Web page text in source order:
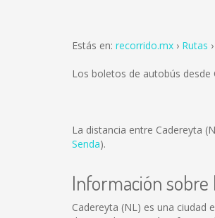
Estás en: recorrido.mx Rutas
Los boletos de autobús
La distancia entre Cadereyta
Senda).
Información sobre
Cadereyta (NL) es una ciudad